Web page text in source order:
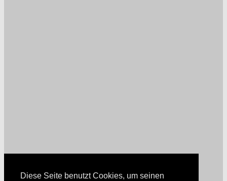
Diese Seite benutzt Cookies, um seinen